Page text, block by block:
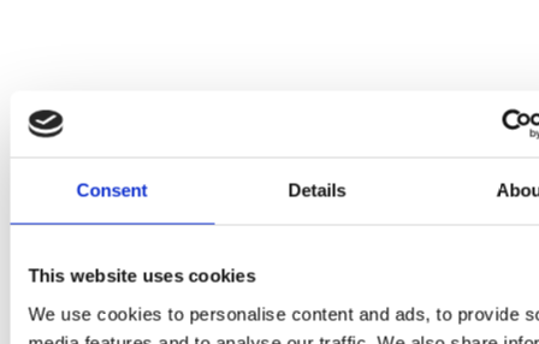
Consent Details
This website uses cookies
We use cookies to personalise content and ads, to provide
More Items GABBY´S